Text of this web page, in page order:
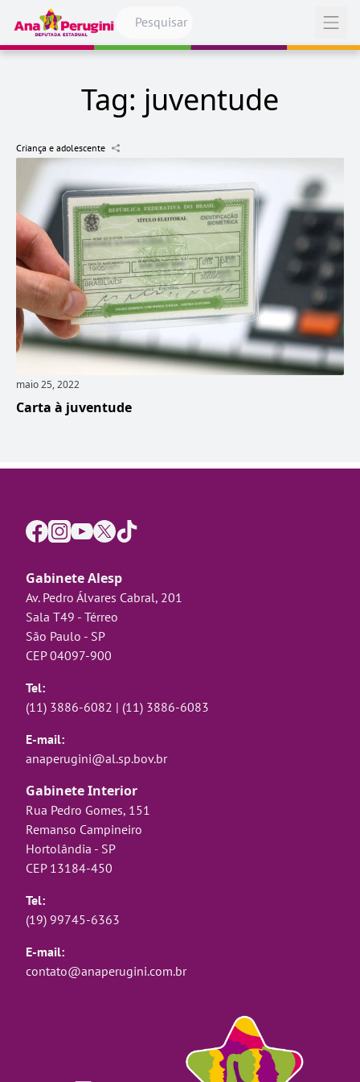
Pular para o conteúdo
Abrir
Tag: juventude
Criança e adolescente
maio 25, 2022
Carta à juventude
Gabinete Alesp
Av. Pedro Álvares Cabral, 201
Sala T49 - Térreo
São Paulo - SP
CEP 04097-900
Tel:
(11) 3886-6082 | (11) 3886-6083
E-mail:
anaperugini@al.sp.bov.br
Gabinete Interior
Rua Pedro Gomes, 151
Remanso Campineiro
Hortolândia - SP
CEP 13184-450
Tel:
(19) 99745-6363
E-mail:
contato@anaperugini.com.br